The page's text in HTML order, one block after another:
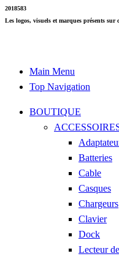
2018583
Les logos, visuels et marques présents
Main Menu
Top Navigation
BOUTIQUE
Batteries
Cable
Casques
Chargeurs
Clavier
Dock
Lecteur